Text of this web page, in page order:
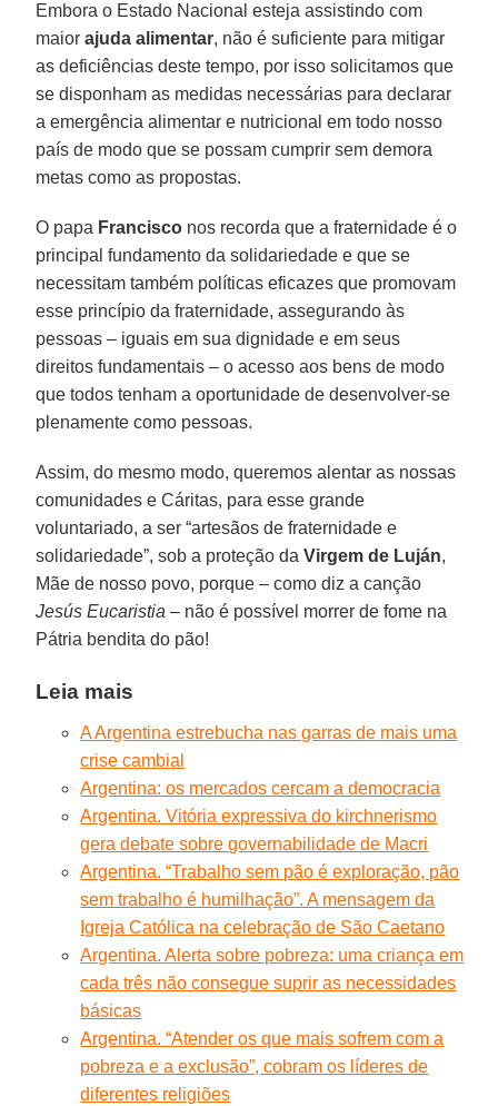
Embora o Estado Nacional esteja assistindo com
maiorajuda alimentar, não é suficiente para mitigar
as deficiências deste tempo, por isso solicitamos que
se disponham as medidas necessárias para declarar
a emergência alimentar e nutricional em todo nosso
país de modo que se possam cumprir sem demora
metas como as propostas.
O papa Francisco nos recorda que a fraternidade é o
principal fundamento da solidariedade e que se
necessitam também políticas eficazes que promovam
esse princípio da fraternidade, assegurando às
pessoas – iguais em sua dignidade e em seus
direitos fundamentais – o acesso aos bens de modo
que todos tenham a oportunidade de desenvolver-se
plenamente como pessoas.
Assim, do mesmo modo, queremos alentar as nossas
comunidades e Cáritas, para esse grande
voluntariado, a ser “artesãos de fraternidade e
solidariedade”, sob a proteção daVirgem de Luján,
Mãe de nosso povo, porque – como diz a canção
Jesús Eucaristia – não é possível morrer de fome na
Pátria bendita do pão!
Leia mais
A Argentina estrebucha nas garras de mais uma
crise cambial
Argentina: os mercados cercam a democracia
Argentina. Vitória expressiva do kirchnerismo
gera debate sobre governabilidade de Macri
Argentina. “Trabalho sem pão é exploração, pão
sem trabalho é humilhação”. A mensagem da
Igreja Católica na celebração de São Caetano
Argentina. Alerta sobre pobreza: uma criança em
cada três não consegue suprir as necessidades
básicas
Argentina. “Atender os que mais sofrem com a
pobreza e a exclusão”, cobram os líderes de
diferentes religiões